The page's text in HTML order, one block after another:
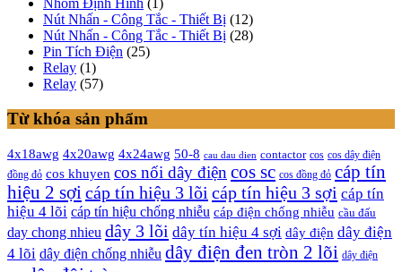
Nhôm Định Hình (1)
Nút Nhấn - Công Tắc - Thiết Bị (12)
Nút Nhấn - Công Tắc - Thiết Bị (28)
Pin Tích Điện (25)
Relay (1)
Relay (57)
Từ khóa sản phẩm
4x18awg 4x20awg 4x24awg 50-8 cau dau dien contactor cos cos dây điện
đồng đỏ cos khuyen cos nối dây điện cos sc cos đồng đỏ cáp tín
hiệu 2 sợi cáp tín hiệu 3 lõi cáp tín hiệu 3 sợi cáp tín
hiệu 4 lõi cáp tín hiệu chống nhiễu cáp điện chống nhiễu cầu đấu
day chong nhieu dây 3 lõi dây tín hiệu 4 sợi dây điện dây điện
4 lõi dây điện chống nhiễu dây điện đen tròn 2 lõi dây điện